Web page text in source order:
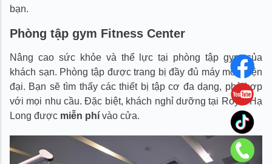
bạn.
Phòng tập gym Fitness Center
Nâng cao sức khỏe và thể lực tại phòng tập gym của
khách sạn. Phòng tập được trang bị đầy đủ máy móc hiện
đại. Bạn sẽ tìm thấy các thiết bị tập cơ đa dạng, phù hợp
với mọi nhu cầu. Đặc biệt, khách nghỉ dưỡng tại Royal Hạ
Long được miễn phí vào cửa.